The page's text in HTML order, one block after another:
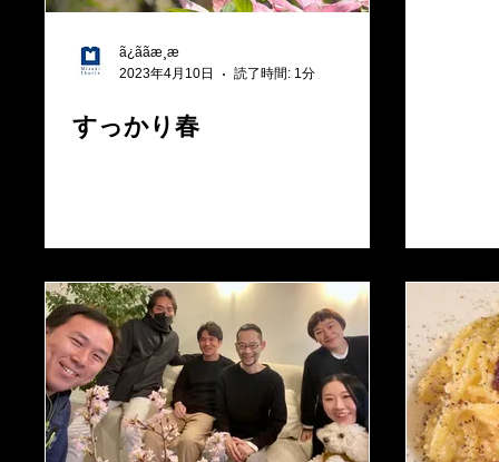
ã¿ããæ¸æ
2023年4月10日
読了時間: 1分
すっかり春